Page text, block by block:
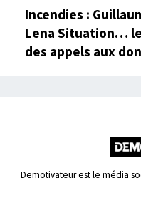
Incendies :
Lena Situation…
des appels aux
Demotivateur est le média